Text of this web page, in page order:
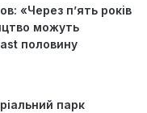
«Через п’ять років
можуть
половину
парк